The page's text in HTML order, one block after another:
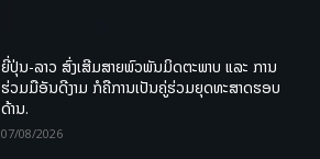
ຍີ່ປຸ່ນ-ລາວ ສົ່ງເສີມສາຍພົວພັນມິດຕະພາບ ແລະ ການ
ຮ່ວມມືອັນດີງາມ ກໍຄືການເປັນຄູ່ຮ່ວມຍຸດທະສາດຮອບ
ດ້ານ.
07/08/2026